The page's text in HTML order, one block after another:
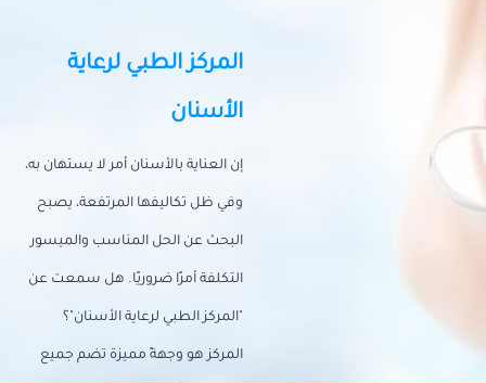
المركز الطبي لرعاية
الأسنان
إن العناية بالأسنان أمر لا يستهان به،
وفي ظل تكاليفها المرتفعة، يصبح
البحث عن الحل المناسب والميسور
التكلفة أمرًا ضروريًا. هل سمعت عن
"المركز الطبي لرعاية الأسنان"؟
المركز هو وجهةً مميزة تضم جميع